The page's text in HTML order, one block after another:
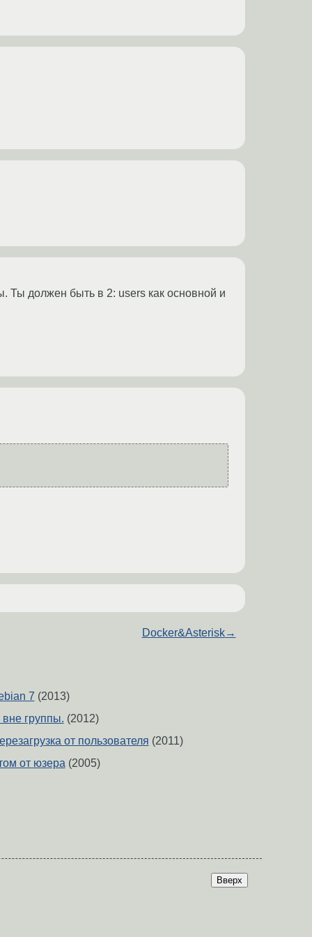
Ты должен быть в 2: users как основной и
Docker&Asterisk→
7 (2013)
вне группы. (2012)
от пользователя (2011)
от юзера(2005)
Вверх